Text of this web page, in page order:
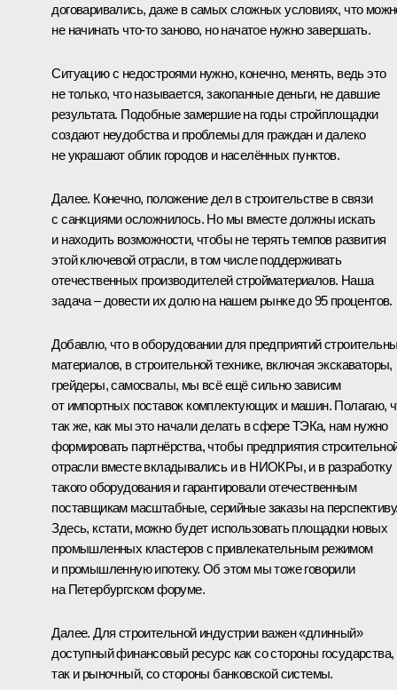
договаривались, даже в самых сложных условиях, что
не начинать что-то заново, но начатое нужно завершать.
Ситуацию с недостроями нужно, конечно, менять, ведь это
не только, что называется, закопанные деньги, не давшие
результата. Подобные замершие на годы стройплощадки
создают неудобства и проблемы для граждан и далеко
не украшают облик городов и населённых пунктов.
Далее. Конечно, положение дел в строительстве в связи
с санкциями осложнилось. Но мы вместе должны искать
и находить возможности, чтобы не терять темпов развития
этой ключевой отрасли, в том числе поддерживать
отечественных производителей стройматериалов. Наша
задача – довести их долю на нашем рынке до 95 процентов.
Добавлю, что в оборудовании для предприятий
материалов, в строительной технике, включая экскаваторы,
грейдеры, самосвалы, мы всё ещё сильно зависим
от импортных поставок комплектующих и машин. Полагаю,
так же, как мы это начали делать в сфере ТЭКа, нам нужно
формировать партнёрства, чтобы предприятия
отрасли вместе вкладывались и в НИОКРы, и в разработку
такого оборудования и гарантировали отечественным
поставщикам масштабные, серийные заказы на
Здесь, кстати, можно будет использовать площадки новых
промышленных кластеров с привлекательным режимом
и промышленную ипотеку. Об этом мы тоже говорили
на Петербургском форуме.
Далее. Для строительной индустрии важен «длинный»
доступный финансовый ресурс как со стороны государства,
так и рыночный, со стороны банковской системы.